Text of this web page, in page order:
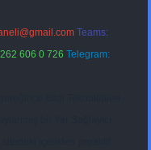
Teams:
606 0 726 Telegram: